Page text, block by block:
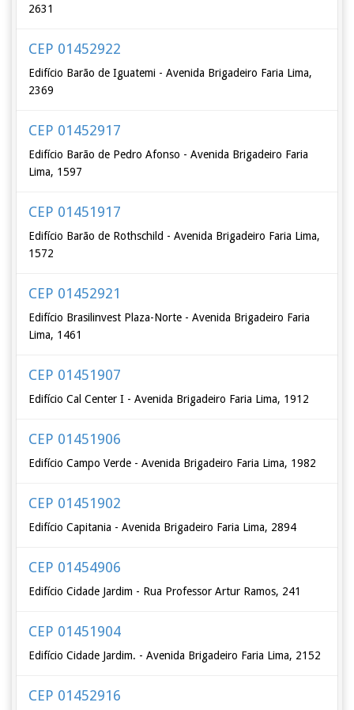
2631
CEP 01452922
Edifício Barão de Iguatemi - Avenida Brigadeiro Faria Lima,
2369
CEP 01452917
Edifício Barão de Pedro Afonso - Avenida Brigadeiro Faria
Lima, 1597
CEP 01451917
Edifício Barão de Rothschild - Avenida Brigadeiro Faria Lima,
1572
CEP 01452921
Edifício Brasilinvest Plaza-Norte - Avenida Brigadeiro Faria
Lima, 1461
CEP 01451907
Edifício Cal Center I - Avenida Brigadeiro Faria Lima, 1912
CEP 01451906
Edifício Campo Verde - Avenida Brigadeiro Faria Lima, 1982
CEP 01451902
Edifício Capitania - Avenida Brigadeiro Faria Lima, 2894
CEP 01454906
Edifício Cidade Jardim - Rua Professor Artur Ramos, 241
CEP 01451904
Edifício Cidade Jardim. - Avenida Brigadeiro Faria Lima, 2152
CEP 01452916